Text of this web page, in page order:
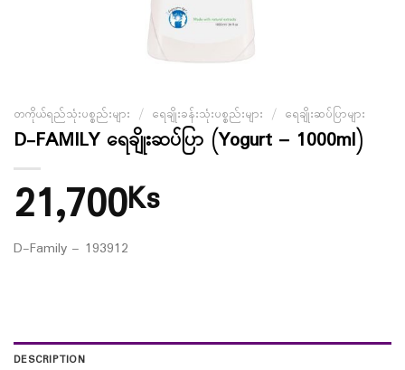
တကိုယ်ရည်သုံးပစ္စည်းများ / ရေချိုးခန်းသုံးပစ္စည်းများ / ရေချိုးဆပ်ပြာများ
D-FAMILY ရေချိုးဆပ်ပြာ (Yogurt – 1000ml)
21,700Ks
D-Family – 193912
DESCRIPTION